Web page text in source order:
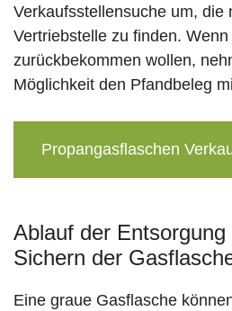
Verkaufsstellensuche um, die
Vertriebstelle zu finden.
zurückbekommen wollen,
Möglichkeit den Pfandbeleg
Propangasflaschen
Ablauf der
Sichern der
Eine graue Gasflasche